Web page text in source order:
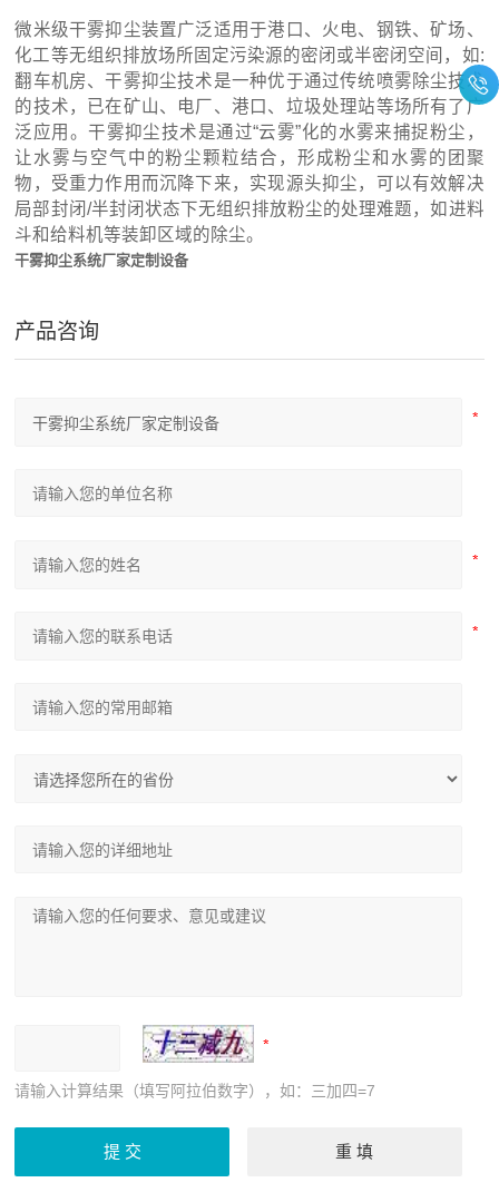
微米级干雾抑尘装置广泛适用于港口、火电、钢铁、矿场、
化工等无组织排放场所固定污染源的密闭或半密闭空间，如:
翻车机房、干雾抑尘技术是一种优于通过传统喷雾除尘技术
的技术，已在矿山、电厂、港口、垃圾处理站等场所有了广
泛应用。干雾抑尘技术是通过“云雾”化的水雾来捕捉粉尘，
让水雾与空气中的粉尘颗粒结合，形成粉尘和水雾的团聚
物，受重力作用而沉降下来，实现源头抑尘，可以有效解决
局部封闭/半封闭状态下无组织排放粉尘的处理难题，如进料
斗和给料机等装卸区域的除尘。
干雾抑尘系统厂家定制设备
产品咨询
请输入计算结果（填写阿拉伯数字），如：三加四=7